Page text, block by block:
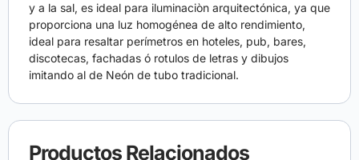
y a la sal, es ideal para iluminaciòn arquitectónica, ya que
proporciona una luz homogénea de alto rendimiento,
ideal para resaltar perímetros en hoteles, pub, bares,
discotecas, fachadas ó rotulos de letras y dibujos
imitando al de Neón de tubo tradicional.
Productos Relacionados